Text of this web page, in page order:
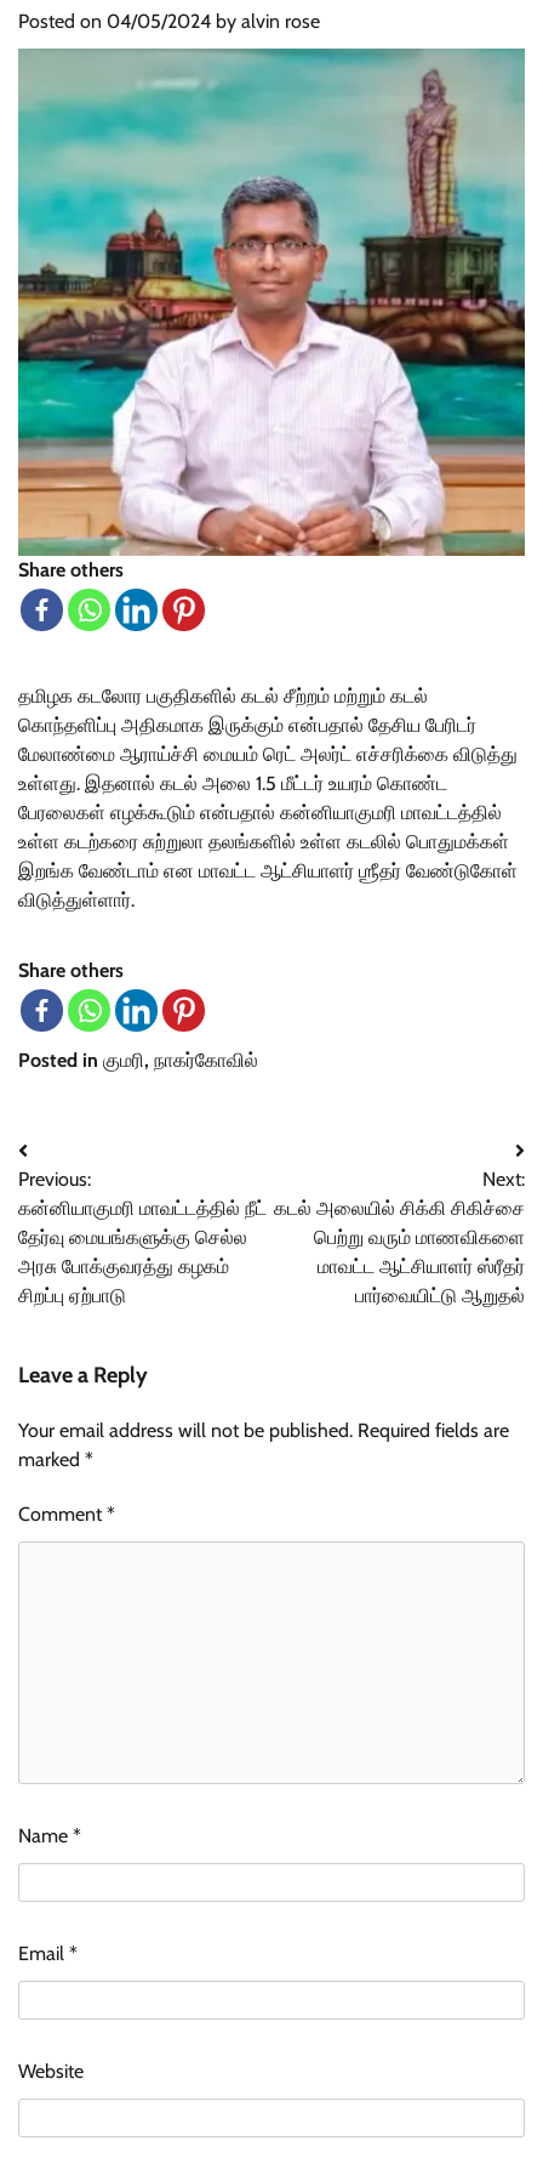
Posted on 04/05/2024 by alvin rose
Share others
தமிழக கடலோர பகுதிகளில் கடல் சீற்றம் மற்றும் கடல்
கொந்தளிப்பு அதிகமாக இருக்கும் என்பதால் தேசிய பேரிடர்
மேலாண்மை ஆராய்ச்சி மையம் ரெட் அலர்ட் எச்சரிக்கை விடுத்து
உள்ளது. இதனால் கடல் அலை 1.5 மீட்டர் உயரம் கொண்ட
பேரலைகள் எழக்கூடும் என்பதால் கன்னியாகுமரி மாவட்டத்தில்
உள்ள கடற்கரை சுற்றுலா தலங்களில் உள்ள கடலில் பொதுமக்கள்
இறங்க வேண்டாம் என மாவட்ட ஆட்சியாளர் ஶ்ரீதர் வேண்டுகோள்
விடுத்துள்ளார்.
Share others
Posted in குமரி, நாகர்கோவில்
Post
navigation
Previous:
கன்னியாகுமரி மாவட்டத்தில் நீட்
தேர்வு மையங்களுக்கு செல்ல
அரசு போக்குவரத்து கழகம்
சிறப்பு ஏற்பாடு
Next:
கடல் அலையில் சிக்கி சிகிச்சை
பெற்று வரும் மாணவிகளை
மாவட்ட ஆட்சியாளர் ஸ்ரீதர்
பார்வையிட்டு ஆறுதல்
Leave a Reply
Your email address will not be published. Required fields are
marked *
Comment*
Name *
Email *
Website